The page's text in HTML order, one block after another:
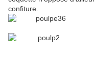
confiture.